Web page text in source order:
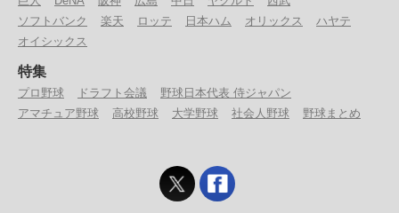
ソフトバンク
楽天 ロッテ 日本ハム オリックス
ハヤテ
オイシックス
特集
プロ野球 ドラフト会議
野球日本代表 侍ジャパン
アマチュア野球
高校野球 大学野球 社会人野球 野球まとめ